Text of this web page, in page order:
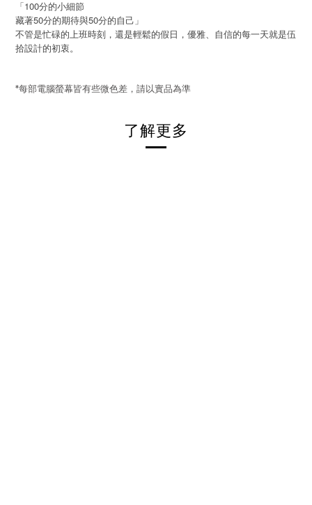
「100分的小細節
藏著50分的期待與50分的自己」
不管是忙碌的上班時刻，還是輕鬆的假日，優雅、自信的每一天就是伍
拾設計的初衷。
*每部電腦螢幕皆有些微色差，請以實品為準
了解更多